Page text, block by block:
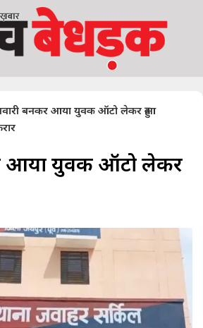
बनकर आया युवक ऑटो लेकर हुआ
आया युवक ऑटो लेकर